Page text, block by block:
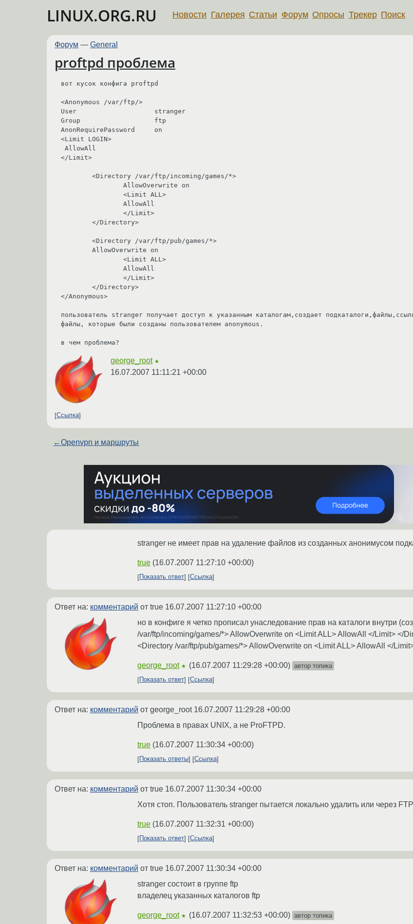
LINUX.ORG.RU Новости Галерея Статьи Форум Опросы Трекер Поиск
Форум — General
proftpd проблема
вот кусок конфига proftpd
<Anonymous /var/ftp/>
User                    stranger
Group                   ftp
AnonRequirePassword     on
<Limit LOGIN>
</Limit>
</Anonymous>
пользователь stranger получает доступ к указанным каталогам,создает
файлы, которые были созданы пользователем anonymous.
в чем проблема?
george_root ★
16.07.2007 11:11:21 +00:00
Ссылка
←Openvpn и маршруты
stranger не имеет прав на удаление файлов из созданных анонимусом
true (16.07.2007 11:27:10 +00:00)
Показать ответ Ссылка
Ответ на: комментарий от true 16.07.2007 11:27:10 +00:00
но в конфиге я четко прописал унаследование прав на каталоги внутри
/var/ftp/incoming/games/*> AllowOverwrite on <Limit ALL> AllowAll </Limit> </
<Directory /var/ftp/pub/games/*> AllowOverwrite on <Limit ALL> AllowAll </
george_root ★ (16.07.2007 11:29:28 +00:00) автор топика
Показать ответ
Ссылка
Ответ на: комментарий от george_root 16.07.2007 11:29:28 +00:00
Проблема в правах UNIX, а не ProFTPD.
true (16.07.2007 11:30:34 +00:00)
Показать ответы Ссылка
Ответ на: комментарий от true 16.07.2007 11:30:34 +00:00
Хотя стоп. Пользователь stranger пытается локально удалить или через
true (16.07.2007 11:32:31 +00:00)
Показать ответ Ссылка
Ответ на: комментарий от true 16.07.2007 11:30:34 +00:00
stranger состоит в группе ftp
владелец указанных каталогов ftp
george_root ★ (16.07.2007 11:32:53 +00:00) автор топика